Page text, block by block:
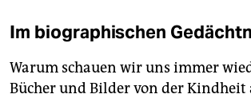
Im biographischen
Warum schauen wir uns immer
Bücher und Bilder von der Kindheit